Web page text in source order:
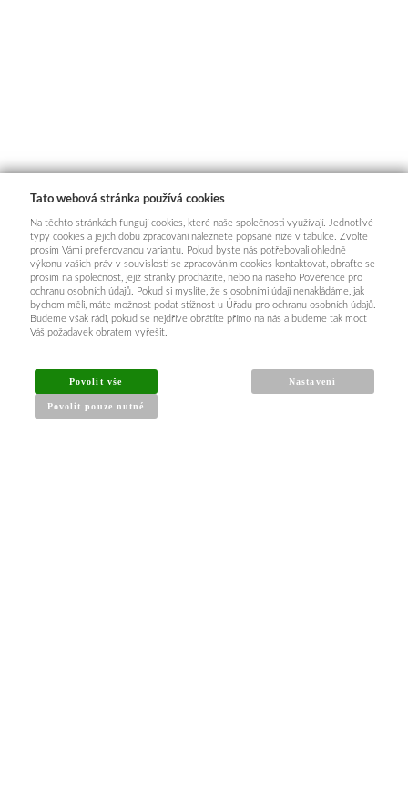
Tato webová stránka používá cookies
Na těchto stránkách fungují cookies, které naše společnosti využívají. Jednotlivé
typy cookies a jejich dobu zpracování naleznete popsané níže v tabulce. Zvolte
prosím Vámi preferovanou variantu. Pokud byste nás potřebovali ohledně
výkonu vašich práv v souvislosti se zpracováním cookies kontaktovat, obraťte se
prosím na společnost, jejíž stránky procházíte, nebo na našeho Pověřence pro
ochranu osobních údajů. Pokud si myslíte, že s osobními údaji nenakládáme, jak
bychom měli, máte možnost podat stížnost u Úřadu pro ochranu osobních údajů.
Budeme však rádi, pokud se nejdříve obrátíte přímo na nás a budeme tak moct
Váš požadavek obratem vyřešit.
Povolit vše
Povolit pouze nutné
Nastavení